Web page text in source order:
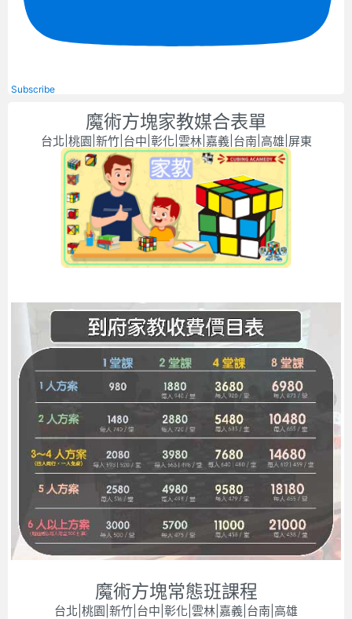
Subscribe
魔術方塊家教媒合表單
台北|桃園|新竹|台中|彰化|雲林|嘉義|台南|高雄|屏東
魔術方塊常態班課程
台北|桃園|新竹|台中|彰化|雲林|嘉義|台南|高雄